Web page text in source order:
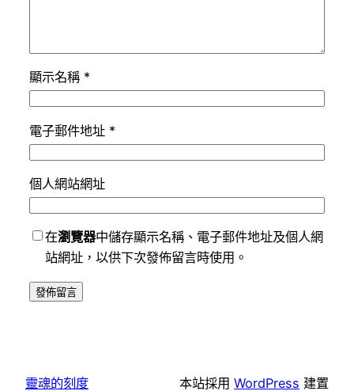
顯示名稱 *
電子郵件地址 *
個人網站網址
在瀏覽器中儲存顯示名稱、電子郵件地址及個人網
站網址，以供下次發佈留言時使用。
靈魂的刻度 本站採用 WordPress 建置